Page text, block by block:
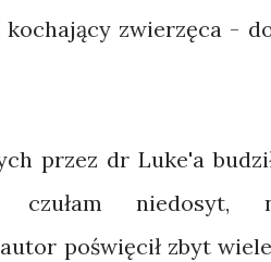
zwierzęca -
przez dr Luke'a
czułam
poświęcił zbyt